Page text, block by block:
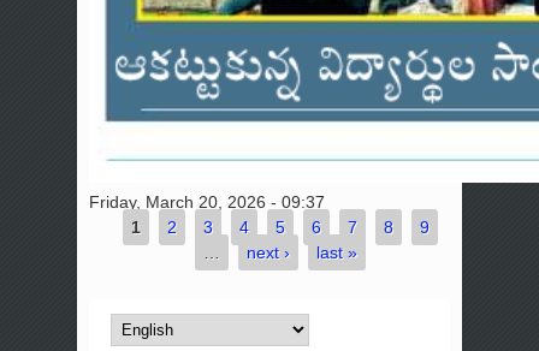
Friday, March 20, 2026 - 09:37
Pages
1 2 3 4 5 6 7 8
9
next › last »